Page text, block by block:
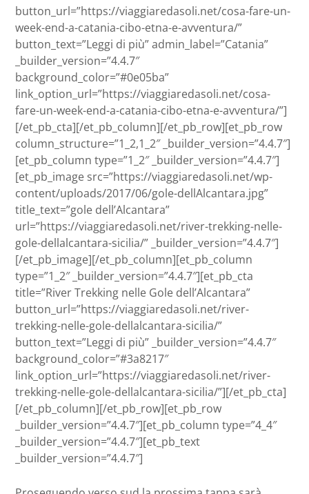
button_url=”https://viaggiaredasoli.net/cosa-fare-un-
week-end-a-catania-cibo-etna-e-avventura/”
button_text=”Leggi di più” admin_label=”Catania”
_builder_version=”4.4.7″
background_color=”#0e05ba”
link_option_url=”https://viaggiaredasoli.net/cosa-
fare-un-week-end-a-catania-cibo-etna-e-avventura/”]
[/et_pb_cta][/et_pb_column][/et_pb_row][et_pb_row
column_structure=”1_2,1_2″ _builder_version=”4.4.7″]
[et_pb_column type=”1_2″ _builder_version=”4.4.7″]
[et_pb_image src=”https://viaggiaredasoli.net/wp-
content/uploads/2017/06/gole-dellAlcantara.jpg”
title_text=”gole dell’Alcantara”
url=”https://viaggiaredasoli.net/river-trekking-nelle-
gole-dellalcantara-sicilia/” _builder_version=”4.4.7″]
[/et_pb_image][/et_pb_column][et_pb_column
type=”1_2″ _builder_version=”4.4.7″][et_pb_cta
title=”River Trekking nelle Gole dell’Alcantara”
button_url=”https://viaggiaredasoli.net/river-
trekking-nelle-gole-dellalcantara-sicilia/”
button_text=”Leggi di più” _builder_version=”4.4.7″
background_color=”#3a8217″
link_option_url=”https://viaggiaredasoli.net/river-
trekking-nelle-gole-dellalcantara-sicilia/”][/et_pb_cta]
[/et_pb_column][/et_pb_row][et_pb_row
_builder_version=”4.4.7″][et_pb_column type=”4_4″
_builder_version=”4.4.7″][et_pb_text
_builder_version=”4.4.7″]